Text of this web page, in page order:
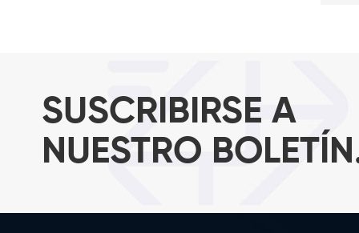
SUSCRIBIRSE A
NUESTRO